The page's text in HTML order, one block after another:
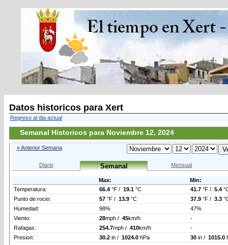
Datos historicos para Xert
Regreso al dia actual
Semanal Historicos para Noviembre 12, 2024
« Anterior Semana
Diario Semanal Mensual
Max:
Min:
Temperatura:
66.4 °F / 19.1 °C 41.7 °F / 5.4
Punto de rocio:
57 °F / 13.9 °C 37.9 °F / 3.3
Humedad:
98%
47%
Viento:
28mph / 45km/h
-
Rafagas:
254.7mph / 410km/h
-
Presion:
30.2 in / 1024.0 hPa 30 in / 1015.0